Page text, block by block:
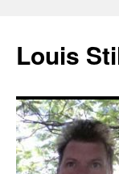
inhoud
Louis